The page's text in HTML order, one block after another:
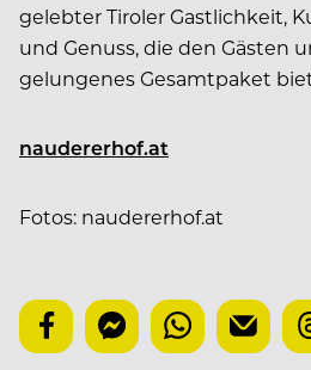
gelebter Tiroler Gastlichkeit,
und Genuss, die den Gästen
gelungenes Gesamtpaket
naudererhof.at
Fotos: naudererhof.at